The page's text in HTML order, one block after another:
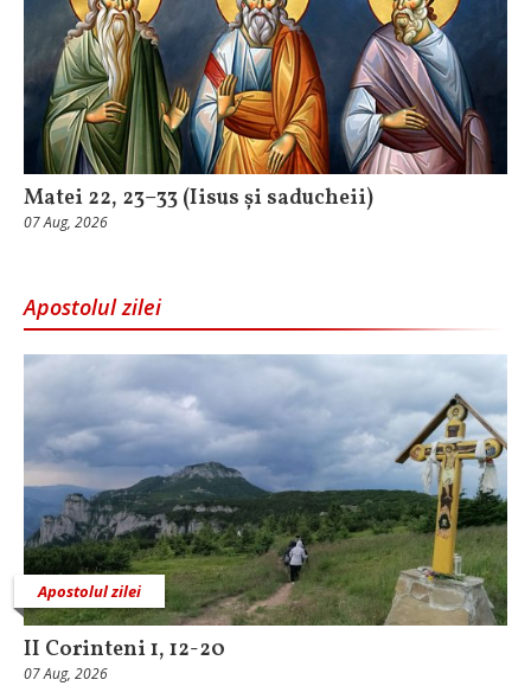
Matei 22, 23–33 (Iisus și saducheii)
07 Aug, 2026
Apostolul zilei
Apostolul zilei
II Corinteni 1, 12-20
07 Aug, 2026